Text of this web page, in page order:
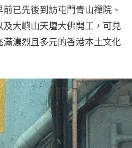
已先後到訪屯門青山禪院、
大嶼山天壇大佛開工，可見
濃烈且多元的香港本土文化